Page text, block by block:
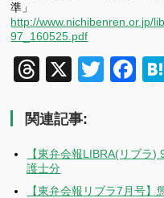
準」
http://www.nichibenren.or.jp/
97_160525.pdf
Threads
X
関連記事:
【東弁会報LIBRA(リブ
護士分
【東弁会報リブラ7月号